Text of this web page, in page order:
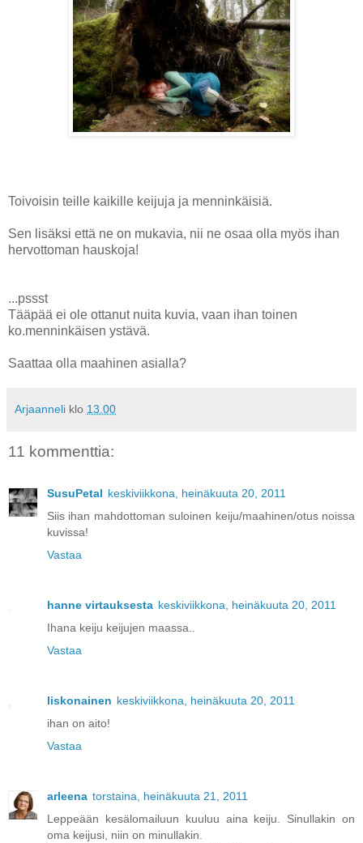
Toivoisin teille kaikille keijuja ja menninkäisiä.
Sen lisäksi että ne on mukavia, nii ne osaa olla myös ihan
hervottoman hauskoja!
...pssst
Tääpää ei ole ottanut nuita kuvia, vaan ihan toinen
ko.menninkäisen ystävä.
Saattaa olla maahinen asialla?
Arjaanneli klo 13.00
11 kommenttia:
SusuPetal keskiviikkona, heinäkuuta 20, 2011
Siis ihan mahdottoman suloinen keiju/maahinen/otus noissa
kuvissa!
Vastaa
hanne virtauksesta keskiviikkona, heinäkuuta 20, 2011
Ihana keiju keijujen maassa..
Vastaa
liskonainen keskiviikkona, heinäkuuta 20, 2011
ihan on aito!
Vastaa
arleena torstaina, heinäkuuta 21, 2011
Leppeään kesälomailuun kuuluu aina keiju. Sinullakin on
oma keijusi, niin on minullakin.